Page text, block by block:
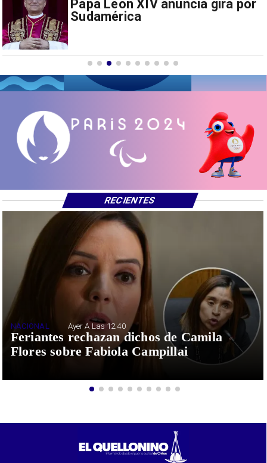
China restringe exportación de
drones a EEUU y sanciona
Feriantes rechazan dichos de Camila
Flores sobre Fabiola Campillai
NACIONAL Ayer A Las 12:40
RECIENTES